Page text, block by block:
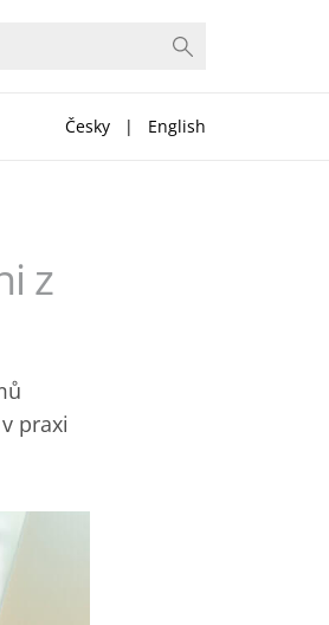
Česky | English
z
praxi